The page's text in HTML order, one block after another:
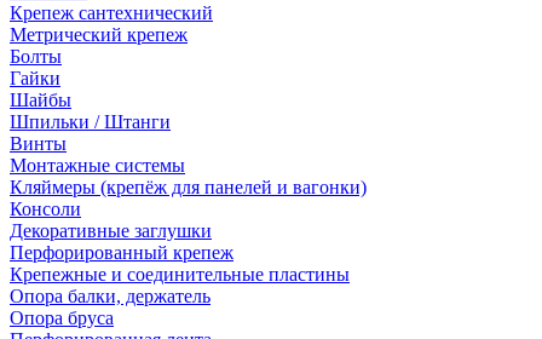
Крепеж сантехнический
Метрический крепеж
Болты
Гайки
Шайбы
Шпильки / Штанги
Винты
Монтажные системы
Кляймеры (крепёж для панелей и вагонки)
Консоли
Декоративные заглушки
Перфорированный крепеж
Крепежные и соединительные пластины
Опора балки, держатель
Опора бруса